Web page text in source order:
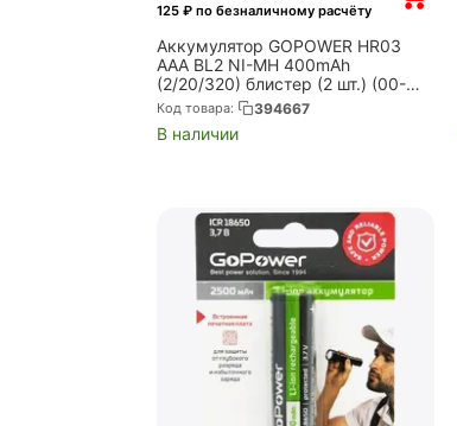
125 ₽ по безналичному расчёту
Аккумулятор GOPOWER HR03
AAA BL2 NI-MH 400mAh
(2/20/320) блистер (2 шт.) (00-
00018319)
Код товара: 394667
В наличии